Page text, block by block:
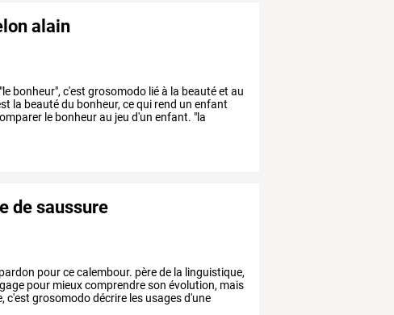
alain
"le bonheur",c'est grosomodo liéà la beautéet au
la beautédu bonheur,cequi rend un enfant
le bonheurau jeu d'un enfant. "la
de saussure
pardon pourcecalembour. pèrede la linguistique,
pour mieuxcomprendreson évolution, mais
c'est grosomododécrire les usagesd'une